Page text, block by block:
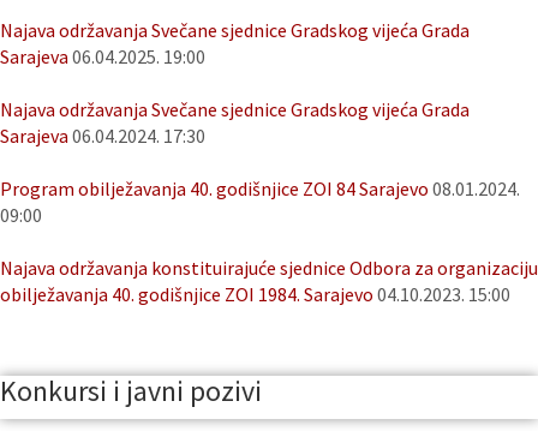
Najava održavanja Svečane sjednice Gradskog vijeća Grada
Sarajeva 06.04.2025. 19:00
Najava održavanja Svečane sjednice Gradskog vijeća Grada
Sarajeva 06.04.2024. 17:30
Program obilježavanja 40. godišnjice ZOI 84 Sarajevo 08.01.2024.
09:00
Najava održavanja konstituirajuće sjednice Odbora za organizaciju
obilježavanja 40. godišnjice ZOI 1984. Sarajevo 04.10.2023. 15:00
Konkursi i javni pozivi